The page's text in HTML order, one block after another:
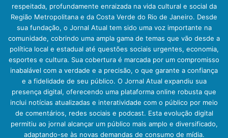
respeitada, profundamente enraizada na vida cultural e social da
Região Metropolitana e da Costa Verde do Rio de Janeiro. Desde
sua fundação, o Jornal Atual tem sido uma voz importante na
comunidade, cobrindo uma ampla gama de temas que vão desde a
política local e estadual até questões sociais urgentes, economia,
esportes e cultura. Sua cobertura é marcada por um compromisso
inabalável com a verdade e a precisão, o que garante a confiança
e a fidelidade de seu público. O Jornal Atual expandiu sua
presença digital, oferecendo uma plataforma online robusta que
inclui notícias atualizadas e interatividade com o público por meio
de comentários, redes sociais e podcast. Esta evolução digital
permitiu ao jornal alcançar um público mais amplo e diversificado,
adaptando-se às novas demandas de consumo de mídia.